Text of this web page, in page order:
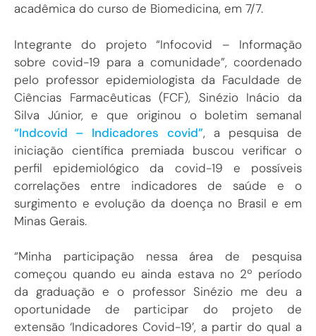
acadêmica do curso de Biomedicina, em 7/7.
Integrante do projeto “Infocovid – Informação
sobre covid-19 para a comunidade”, coordenado
pelo professor epidemiologista da Faculdade de
Ciências Farmacêuticas (FCF), Sinézio Inácio da
Silva Júnior, e que originou o boletim semanal
“Indcovid – Indicadores covid”, a pesquisa de
iniciação científica premiada buscou verificar o
perfil epidemiológico da covid-19 e possíveis
correlações entre indicadores de saúde e o
surgimento e evolução da doença no Brasil e em
Minas Gerais.
“Minha participação nessa área de pesquisa
começou quando eu ainda estava no 2º período
da graduação e o professor Sinézio me deu a
oportunidade de participar do projeto de
extensão ‘Indicadores Covid-19’, a partir do qual a